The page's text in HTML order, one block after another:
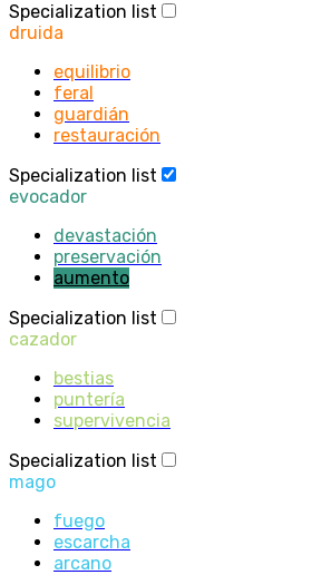
Specialization list
druida
equilibrio
feral
guardián
restauración
Specialization list
evocador
devastación
preservación
aumento
Specialization list
cazador
bestias
puntería
supervivencia
Specialization list
mago
fuego
escarcha
arcano